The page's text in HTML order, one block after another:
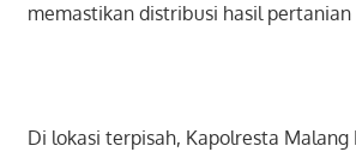
memastikan distribusi hasil pertanian
Di lokasi terpisah, Kapolresta Malang